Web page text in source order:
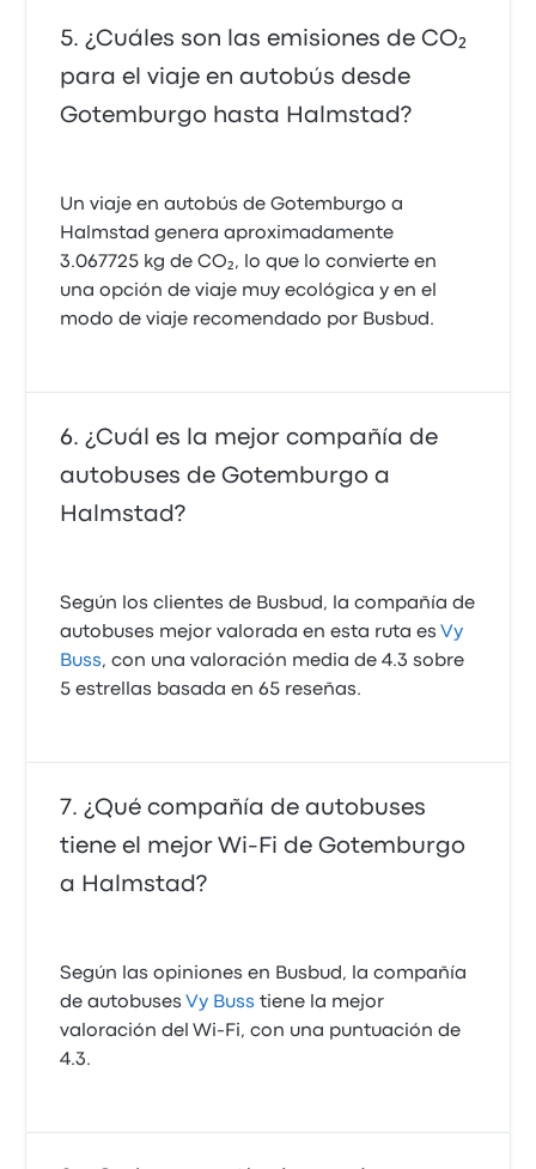
¿Cuáles son las emisiones de CO₂
para el viaje en autobús desde
Gotemburgo hasta Halmstad?
Un viaje en autobús de Gotemburgo a
Halmstad genera aproximadamente
3.067725 kg de CO₂, lo que lo convierte en
una opción de viaje muy ecológica y en el
modo de viaje recomendado por Busbud.
¿Cuál es la mejor compañía de
autobuses de Gotemburgo a
Halmstad?
Según los clientes de Busbud, la compañía de
autobuses mejor valorada en esta ruta es Vy
Buss, con una valoración media de 4.3 sobre
5 estrellas basada en 65 reseñas.
¿Qué compañía de autobuses
tiene el mejor Wi-Fi de Gotemburgo
a Halmstad?
Según las opiniones en Busbud, la compañía
de autobuses Vy Buss tiene la mejor
valoración del Wi-Fi, con una puntuación de
4.3.